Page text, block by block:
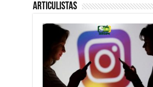
Articulistas